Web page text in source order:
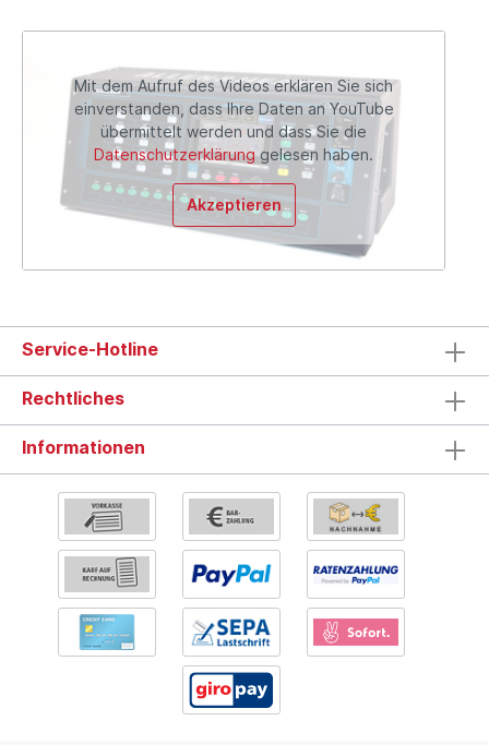
Mit dem Aufruf des Videos erklären Sie sich
einverstanden, dass Ihre Daten an YouTube
übermittelt werden und dass Sie die
Datenschutzerklärunggelesen haben.
Akzeptieren
Service-Hotline
Rechtliches
Informationen